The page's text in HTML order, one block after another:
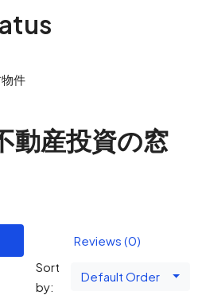
エージェント
件
動産投資の窓
Reviews (0)
Sort
by:
Default Order